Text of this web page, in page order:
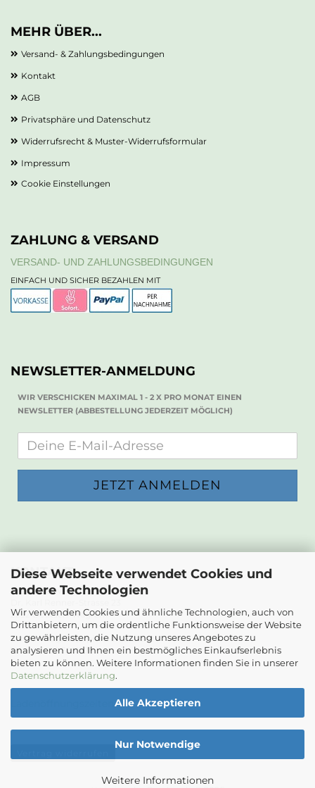
Diese Webseite verwendet Cookies und
andere Technologien
Wir verwenden Cookies und ähnliche Technologien, auch von
Drittanbietern, um die ordentliche Funktionsweise der Website
zu gewährleisten, die Nutzung unseres Angebotes zu
analysieren und Ihnen ein bestmögliches Einkaufserlebnis
bieten zu können. Weitere Informationen finden Sie in unserer
Datenschutzerklärung.
Alle Akzeptieren
Nur Notwendige
Weitere Informationen
MEHR ÜBER...
Versand- & Zahlungsbedingungen
Kontakt
AGB
Privatsphäre und Datenschutz
Widerrufsrecht & Muster-Widerrufsformular
Impressum
Cookie Einstellungen
ZAHLUNG & VERSAND
VERSAND- UND ZAHLUNGSBEDINGUNGEN
EINFACH UND SICHER BEZAHLEN MIT
NEWSLETTER-ANMELDUNG
WIR VERSCHICKEN MAXIMAL 1 - 2 X PRO MONAT EINEN
NEWSLETTER (ABBESTELLUNG JEDERZEIT MÖGLICH)
KONTAKT
Die Papierwerkstatt
2232 Deutsch-Wagram
Email: info@diepapierwerkstatt.at
Tel. +43 664 5261978
Kontaktformular